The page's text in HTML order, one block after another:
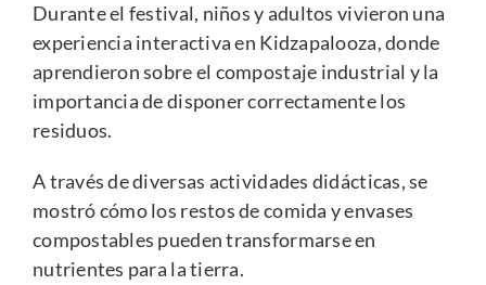
Durante el festival, niños y adultos vivieron una
experiencia interactiva en Kidzapalooza, donde
aprendieron sobre el compostaje industrial y la
importancia de disponer correctamente los
residuos.
A través de diversas actividades didácticas, se
mostró cómo los restos de comida y envases
compostables pueden transformarse en
nutrientes para la tierra.